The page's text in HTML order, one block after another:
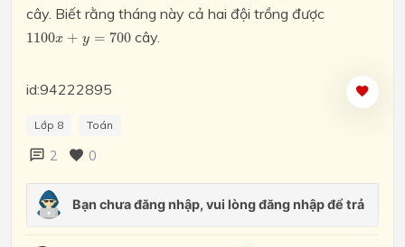
cây. Biết rằng tháng này cả hai đội trồng được
1100
1100
x + y = 700 cây.
id:94222895
Lớp 8 Toán
2 0